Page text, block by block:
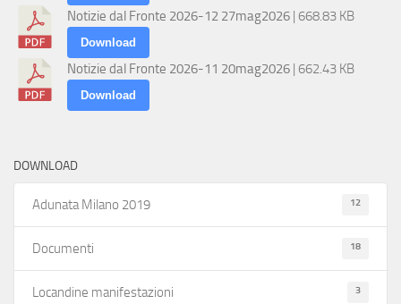
Notizie dal Fronte 2026-12 27mag2026 | 668.83 KB
Download
Notizie dal Fronte 2026-11 20mag2026 | 662.43 KB
Download
DOWNLOAD
Adunata Milano 2019 12
Documenti 18
Locandine manifestazioni 3